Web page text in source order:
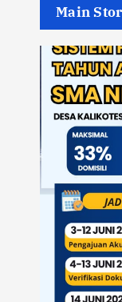
Main